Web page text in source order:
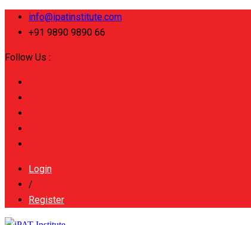
info@ipatinstitute.com
+91 9890 9890 66
Follow Us :
Login
/
Register